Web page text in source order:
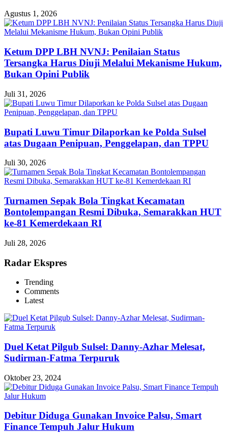
Agustus 1, 2026
Ketum DPP LBH NVNJ: Penilaian Status
Tersangka Harus Diuji Melalui Mekanisme Hukum,
Bukan Opini Publik
Juli 31, 2026
Bupati Luwu Timur Dilaporkan ke Polda Sulsel
atas Dugaan Penipuan, Penggelapan, dan TPPU
Juli 30, 2026
Turnamen Sepak Bola Tingkat Kecamatan
Bontolempangan Resmi Dibuka, Semarakkan HUT
ke-81 Kemerdekaan RI
Juli 28, 2026
Radar Ekspres
Trending
Comments
Latest
Duel Ketat Pilgub Sulsel: Danny-Azhar Melesat,
Sudirman-Fatma Terpuruk
Oktober 23, 2024
Debitur Diduga Gunakan Invoice Palsu, Smart
Finance Tempuh Jalur Hukum